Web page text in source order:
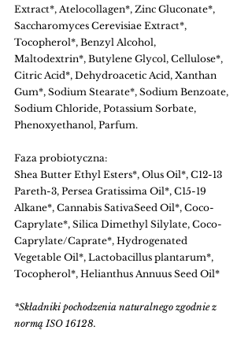
Extract*, Atelocollagen*, Zinc Gluconate*,
Saccharomyces Cerevisiae Extract*,
Tocopherol*, Benzyl Alcohol,
Maltodextrin*, Butylene Glycol, Cellulose*,
Citric Acid*, Dehydroacetic Acid, Xanthan
Gum*, Sodium Stearate*, Sodium Benzoate,
Sodium Chloride, Potassium Sorbate,
Phenoxyethanol, Parfum.
Faza probiotyczna:
Shea Butter Ethyl Esters*, Olus Oil*, C12-13
Pareth-3, Persea Gratissima Oil*, C15-19
Alkane*, Cannabis SativaSeed Oil*, Coco-
Caprylate*, Silica Dimethyl Silylate, Coco-
Caprylate/Caprate*, Hydrogenated
Vegetable Oil*, Lactobacillus plantarum*,
Tocopherol*, Helianthus Annuus Seed Oil*
*Składniki pochodzenia naturalnego zgodnie z
normą ISO 16128.